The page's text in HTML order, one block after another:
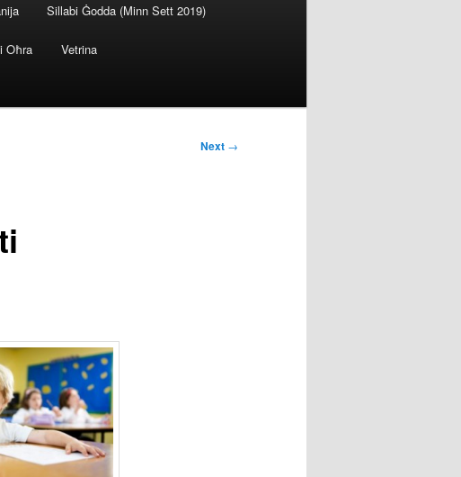
Sillabi Ġodda (Minn Sett 2019)
Oħra Vetrina
Next →